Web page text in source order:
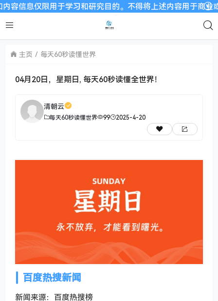
仅限用于学习和研究目的。不得将上述内容用于商业或者
主页 每天60秒读懂世界
04月20日，星期日, 每天60秒读懂全世界！
清朝云
每天60秒读懂世界 99 2025-4-20
百度热搜新闻
新闻来源：百度热搜榜